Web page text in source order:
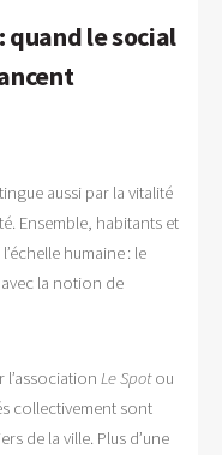
quand le social
aussi par la vitalité
Ensemble, habitants et
humaine : le
la notion de
Le Spotou
collectivement sont
de la ville. Plus d’une